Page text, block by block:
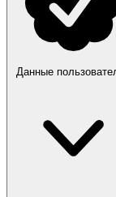
Данные